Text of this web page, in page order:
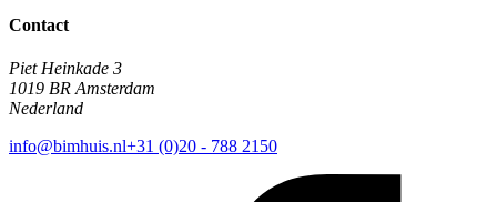
Contact
Piet Heinkade 3
1019 BR Amsterdam
Nederland
info@bimhuis.nl+31 (0)20 - 788 2150